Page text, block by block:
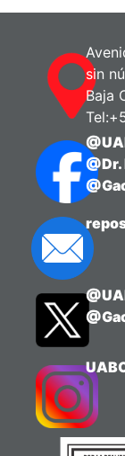
sin
Baja